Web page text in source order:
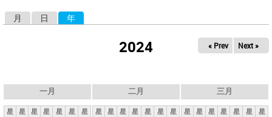
月 日 年
2024 « Prev Next »
一月
星 星 星 星 星 星
星
二月
星 星 星 星 星 星 星
三月
星 星 星 星 星 星 星